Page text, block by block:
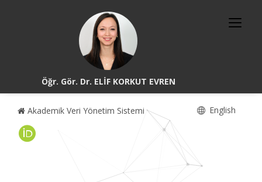
Öğr. Gör. Dr. ELİF KORKUT EVREN
Akademik Veri Yönetim Sistemi English